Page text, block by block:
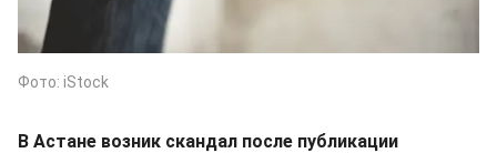
Фото: iStock
В Астане возник скандал после публикации